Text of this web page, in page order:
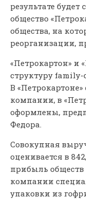
результате
общество
общества, на
реорганизации,
«Петрокартон» и
структуру
В
компании, в
оформлены,
Федора.
Совокупная
оценивается в
прибыль обществ
компании
упаковки из